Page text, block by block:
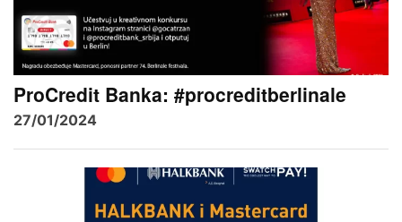
ProCredit Banka: #procreditberlinale
27/01/2024